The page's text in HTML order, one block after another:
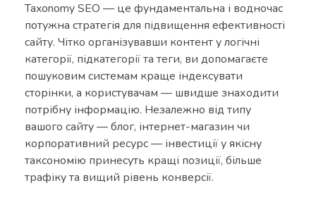
Taxonomy SEO — це фундаментальна і водночас
потужна стратегія для підвищення ефективності
сайту. Чітко організувавши контент у логічні
категорії, підкатегорії та теги, ви допомагаєте
пошуковим системам краще індексувати
сторінки, а користувачам — швидше знаходити
потрібну інформацію. Незалежно від типу
вашого сайту — блог, інтернет-магазин чи
корпоративний ресурс — інвестиції у якісну
таксономію принесуть кращі позиції, більше
трафіку та вищий рівень конверсії.